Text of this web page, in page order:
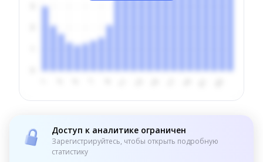
Доступ к аналитике ограничен
Зарегистрируйтесь, чтобы открыть подробную
статистику